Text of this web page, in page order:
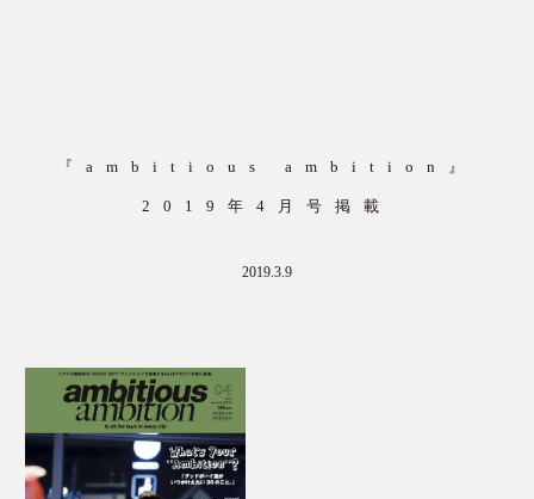
『ambitious ambition』
2019年4月号掲載
2019.3.9